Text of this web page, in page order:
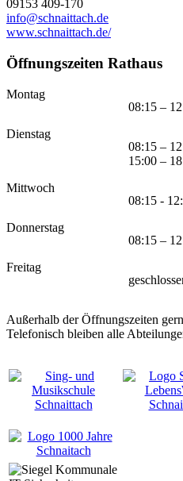
09153 409-170
info@schnaittach.de
www.schnaittach.de/
Öffnungszeiten Rathaus
Montag
08:15 –
Dienstag
08:15 –
15:00 –
Mittwoch
08:15 -
Donnerstag
08:15 –
Freitag
Außerhalb der Öffnungszeiten
Telefonisch bleiben alle